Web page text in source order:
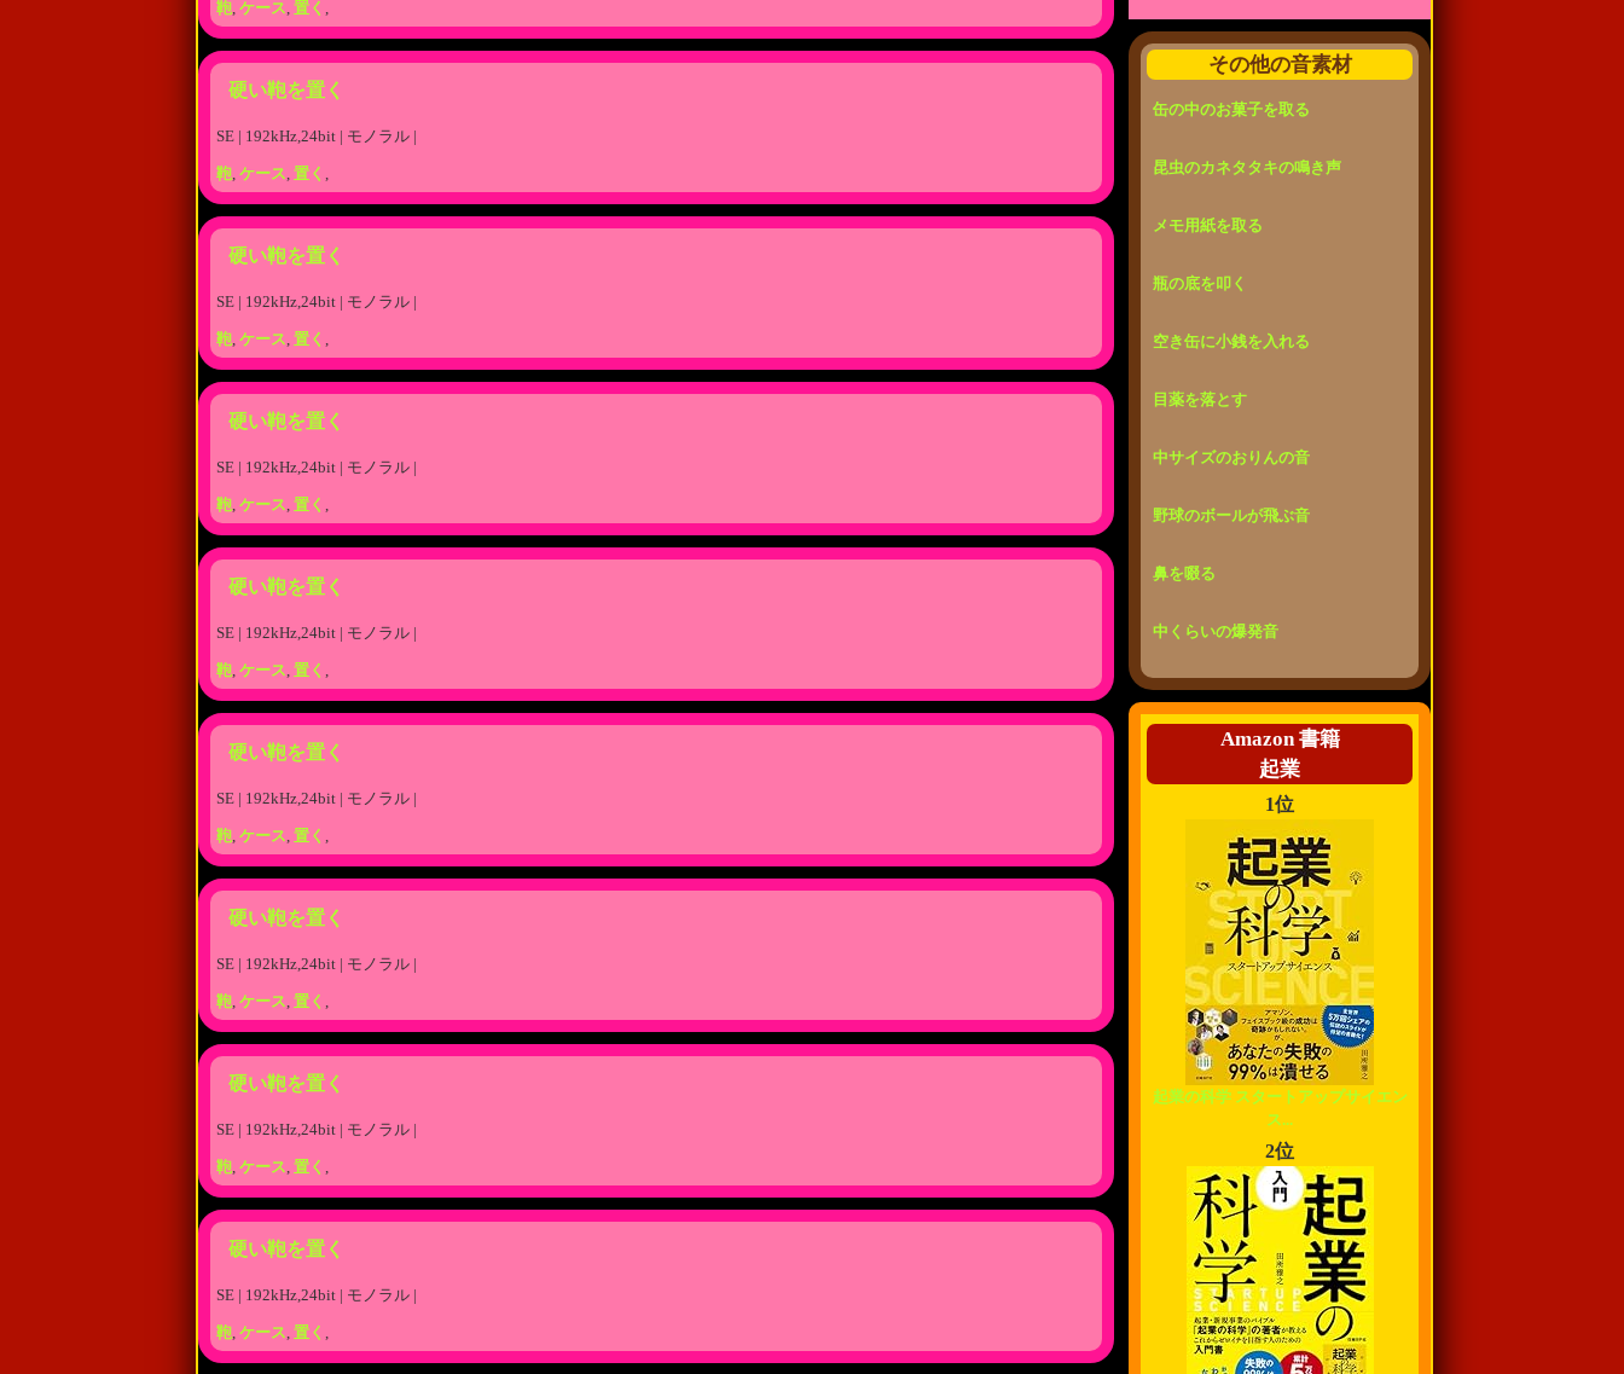
鞄, ケース, 置く ,
硬い鞄を置く
SE | 192kHz,24bit | モノラル |
鞄, ケース, 置く ,
硬い鞄を置く
SE | 192kHz,24bit | モノラル |
鞄, ケース, 置く ,
硬い鞄を置く
SE | 192kHz,24bit | モノラル |
鞄, ケース, 置く ,
硬い鞄を置く
SE | 192kHz,24bit | モノラル |
鞄, ケース, 置く ,
硬い鞄を置く
SE | 192kHz,24bit | モノラル |
鞄, ケース, 置く ,
硬い鞄を置く
SE | 192kHz,24bit | モノラル |
鞄, ケース, 置く ,
硬い鞄を置く
SE | 192kHz,24bit | モノラル |
鞄, ケース, 置く ,
硬い鞄を置く
SE | 192kHz,24bit | モノラル |
鞄, ケース, 置く ,
その他の音素材
缶の中のお菓子を取る
昆虫のカネタタキの鳴き声
メモ用紙を取る
瓶の底を叩く
空き缶に小銭を入れる
目薬を落とす
中サイズのおりんの音
野球のボールが飛ぶ音
鼻を啜る
中くらいの爆発音
Amazon 書籍
起業
1位
起業の科学 スタートアップサイエン
ス...
2位